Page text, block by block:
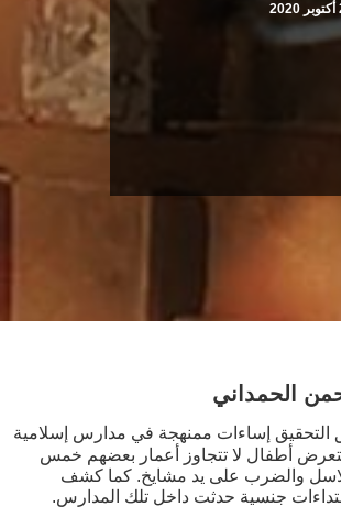
الحمداني
التحقيق إساءات ممنهجة في مدارس إسلامية
أطفال لا تتجاوز أعمار بعضهم خمس
والضرب على يد مشايخ. كما كشف
جنسية حدثت داخل تلك المدارس.